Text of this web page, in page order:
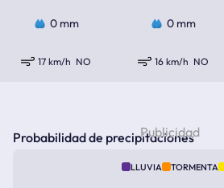
0 mm 0 mm
17 km/h NO 16 km/h NO
Probabilidad de precipitaciones
LLUVIA TORMENTA